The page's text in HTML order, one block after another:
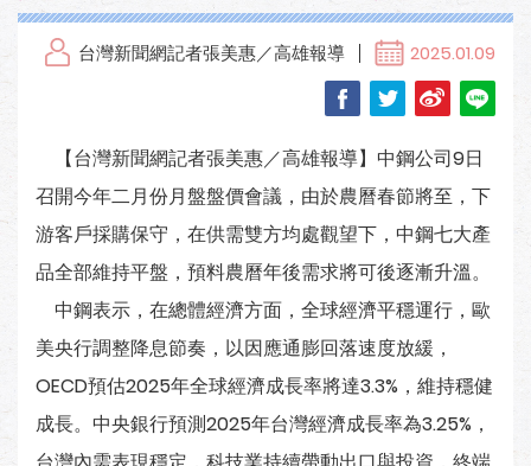
台灣新聞網記者張美惠／高雄報導 2025.01.09
【台灣新聞網記者張美惠／高雄報導】中鋼公司9日
召開今年二月份月盤盤價會議，由於農曆春節將至，下
游客戶採購保守，在供需雙方均處觀望下，中鋼七大產
品全部維持平盤，預料農曆年後需求將可後逐漸升溫。
中鋼表示，在總體經濟方面，全球經濟平穩運行，歐
美央行調整降息節奏，以因應通膨回落速度放緩，
OECD預估2025年全球經濟成長率將達3.3%，維持穩健
成長。中央銀行預測2025年台灣經濟成長率為3.25%，